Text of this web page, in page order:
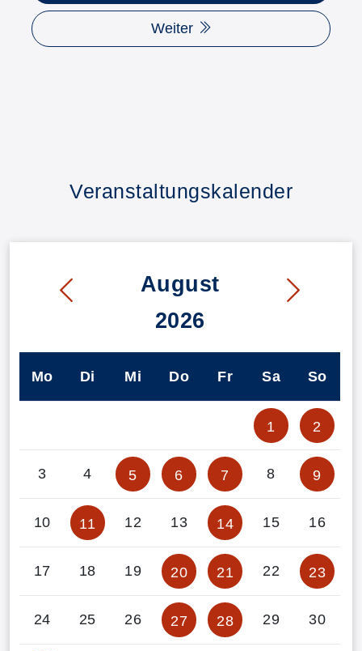
Weiter
Veranstaltungskalender
August
2026
Mo Di Mi Do Fr Sa So
1 2
3 4 5 6 7 8 9
10 11 12 13 14 15 16
17 18 19 20 21 22 23
24 25 26 27 28 29 30